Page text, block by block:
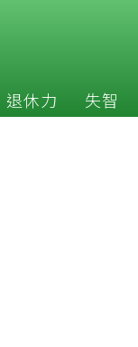
退休力 失智